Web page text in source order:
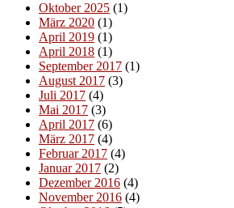
Oktober 2025 (1)
März 2020 (1)
April 2019 (1)
April 2018 (1)
September 2017 (1)
August 2017 (3)
Juli 2017 (4)
Mai 2017 (3)
April 2017 (6)
März 2017 (4)
Februar 2017 (4)
Januar 2017 (2)
Dezember 2016 (4)
November 2016 (4)